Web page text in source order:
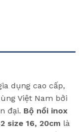
dụng cao cấp,
Việt Nam bởi
đại. Bộ nồi inox
size 16, 20cm là